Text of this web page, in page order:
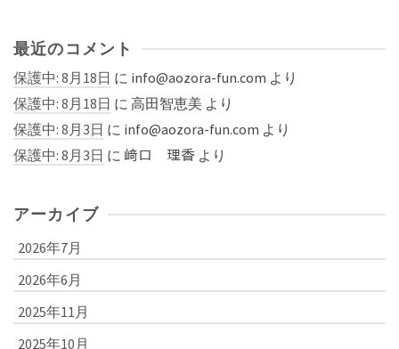
最近のコメント
保護中: 8月18日 に info@aozora-fun.com より
保護中: 8月18日 に 高田智恵美 より
保護中: 8月3日 に info@aozora-fun.com より
保護中: 8月3日 に 﨑口 理香 より
アーカイブ
2026年7月
2026年6月
2025年11月
2025年10月